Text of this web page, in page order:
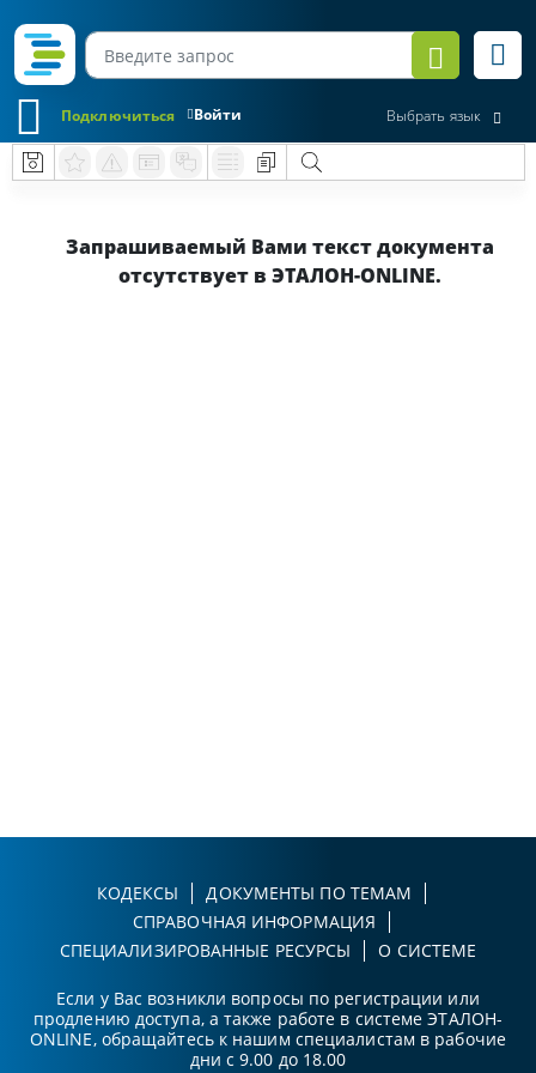
Войти
Подключиться Выбрать язык
Запрашиваемый Вами текст документа
отсутствует в ЭТАЛОН-ONLINE.
КОДЕКСЫ
ДОКУМЕНТЫ ПО ТЕМАМ
СПРАВОЧНАЯ ИНФОРМАЦИЯ
СПЕЦИАЛИЗИРОВАННЫЕ РЕСУРСЫ
О СИСТЕМЕ
Если у Вас возникли вопросы по регистрации или
продлению доступа, а также работе в системе ЭТАЛОН-
ONLINE, обращайтесь к нашим специалистам в рабочие
дни с 9.00 до 18.00